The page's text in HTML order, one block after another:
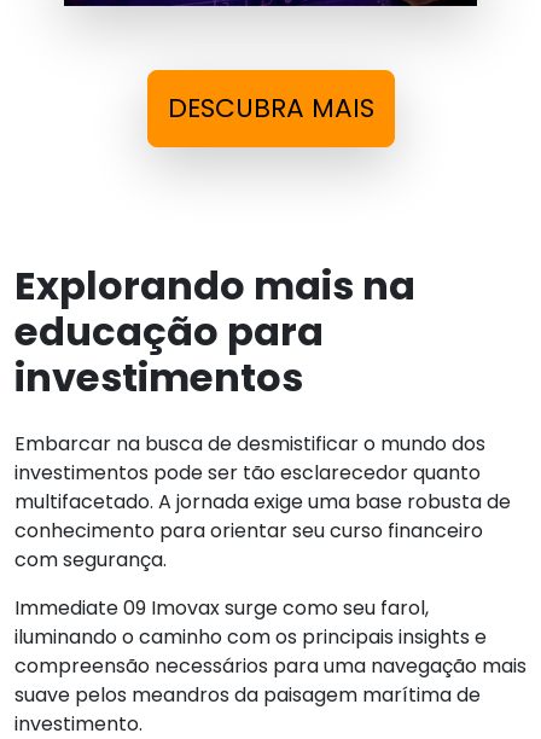
DESCUBRA MAIS
Explorando mais na
educação para
investimentos
Embarcar na busca de desmistificar o mundo dos
investimentos pode ser tão esclarecedor quanto
multifacetado. A jornada exige uma base robusta de
conhecimento para orientar seu curso financeiro
com segurança.
Immediate 09 Imovax surge como seu farol,
iluminando o caminho com os principais insights e
compreensão necessários para uma navegação mais
suave pelos meandros da paisagem marítima de
investimento.